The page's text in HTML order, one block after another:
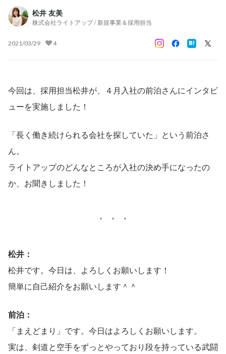
松井 友美
株式会社ライトアップ / 新規事業＆採用担当
2021/03/29 4
今回は、採用担当松井が、４月入社の前泊さんにインタビ
ューを実施しました！
「長く働き続けられる会社を探していた」という前泊さ
ん。
ライトアップのどんなところが入社の決め手になったの
か、お聞きしました！
松井：
松井です。今日は、よろしくお願いします！
簡単に自己紹介をお願いします＾＾
前泊：
「まえどまり」です。今日はよろしくお願いします。
実は、剣道と空手をずっとやっており段を持っている武闘